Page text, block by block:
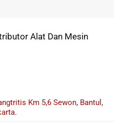
Alat Dan Mesin
Km 5,6 Sewon, Bantul,